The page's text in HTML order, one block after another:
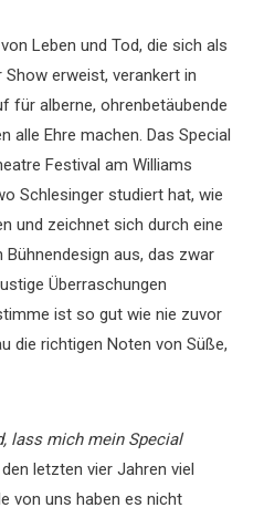
Leben und Tod, die sich als
erweist, verankert in
für alberne, ohrenbetäubende
alle Ehre machen. Das Special
Festival am Williams
Schlesinger studiert hat, wie
und zeichnet sich durch eine
aus, das zwar
Überraschungen
ist so gut wie nie zuvor
die richtigen Noten von Süße,
lass mich mein Special
letzten vier Jahren viel
von uns haben es nicht